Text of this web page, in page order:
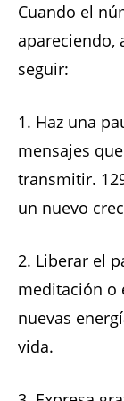
Cuando el
apareciendo,
seguir:
1. Haz una
mensajes
transmitir.
un nuevo
2. Liberar el
meditación o
nuevas
vida.